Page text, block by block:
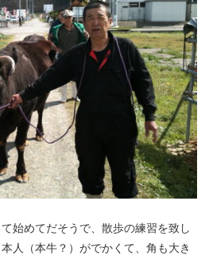
始めてだそうで、散歩の練習を致し
人（本牛？）がでかくて、角も大き